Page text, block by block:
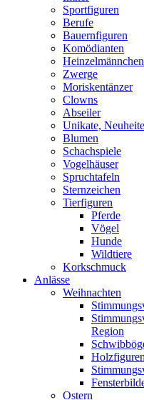
Sportfiguren
Berufe
Bauernfiguren
Komödianten
Heinzelmännchen
Zwerge
Moriskentänzer
Clowns
Abseiler
Unikate,
Blumen
Schachspiele
Vogelhäuser
Spruchtafeln
Sternzeichen
Tierfiguren
Pferde
Vögel
Hunde
Wildtiere
Korkschmuck
Anlässe
Weihnachten
Region
Ostern